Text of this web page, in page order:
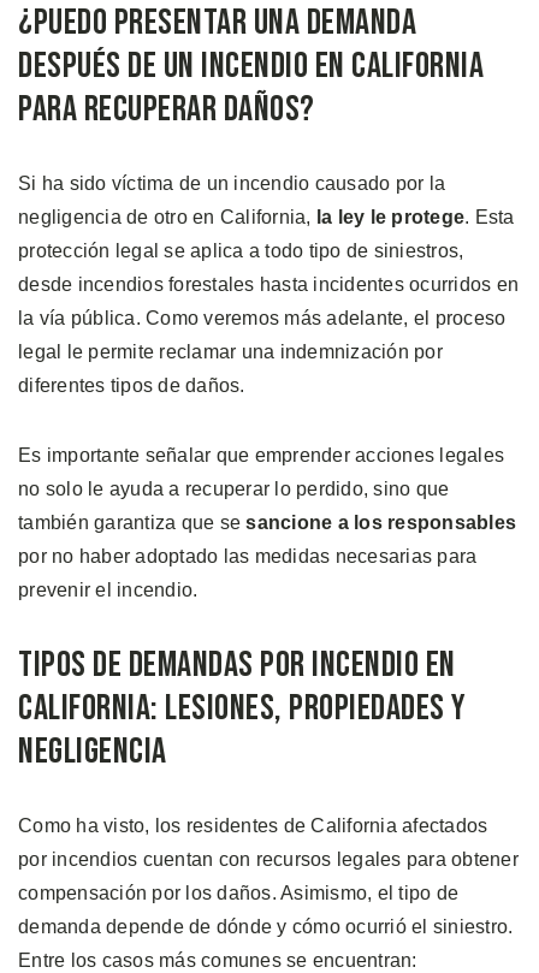
¿Puedo Presentar una Demanda
Después de un Incendio en California
para Recuperar Daños?
Si ha sido víctima de un incendio causado por la
negligencia de otro en California, la ley le protege. Esta
protección legal se aplica a todo tipo de siniestros,
desde incendios forestales hasta incidentes ocurridos en
la vía pública. Como veremos más adelante, el proceso
legal le permite reclamar una indemnización por
diferentes tipos de daños.
Es importante señalar que emprender acciones legales
no solo le ayuda a recuperar lo perdido, sino que
también garantiza que se sancione a los responsables
por no haber adoptado las medidas necesarias para
prevenir el incendio.
Tipos de Demandas por Incendio en
California: Lesiones, Propiedades y
Negligencia
Como ha visto, los residentes de California afectados
por incendios cuentan con recursos legales para obtener
compensación por los daños. Asimismo, el tipo de
demanda depende de dónde y cómo ocurrió el siniestro.
Entre los casos más comunes se encuentran: